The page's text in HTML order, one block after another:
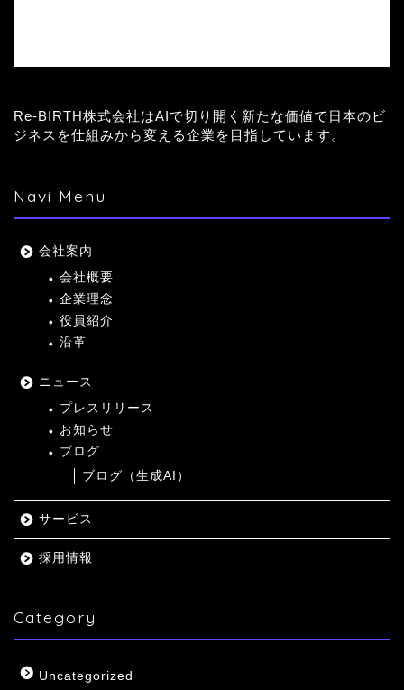
Re-BIRTH株式会社はAIで切り開く新たな価値で日本のビ
ジネスを仕組みから変える企業を目指しています。
Navi Menu
会社案内
会社概要
企業理念
役員紹介
沿革
ニュース
プレスリリース
お知らせ
ブログ
ブログ（生成AI）
サービス
採用情報
Category
Uncategorized